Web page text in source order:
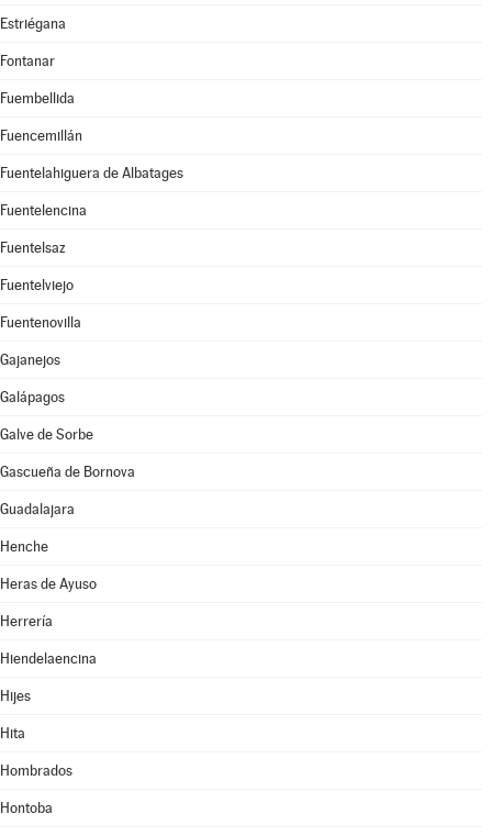
Estriégana
Fontanar
Fuembellida
Fuencemillán
Fuentelahiguera de Albatages
Fuentelencina
Fuentelsaz
Fuentelviejo
Fuentenovilla
Gajanejos
Galápagos
Galve de Sorbe
Gascueña de Bornova
Guadalajara
Henche
Heras de Ayuso
Herrería
Hiendelaencina
Hijes
Hita
Hombrados
Hontoba